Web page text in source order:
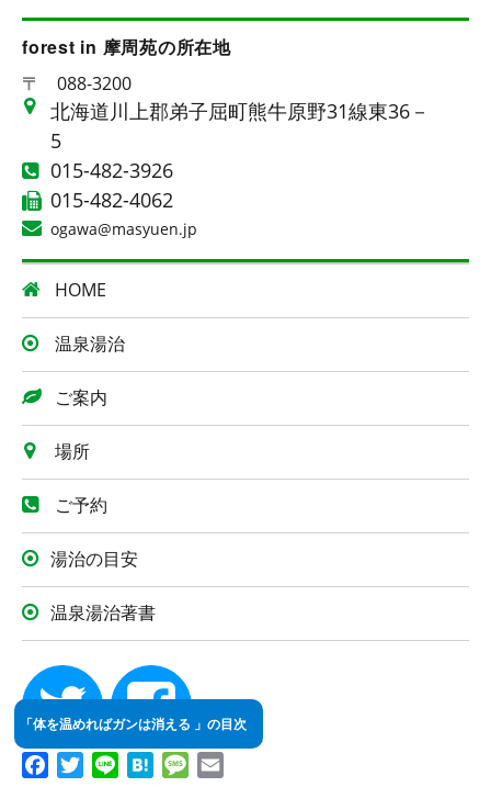
「体を温めればガンは消える 」の目次
forest in 摩周苑の所在地
〒 088-3200
北海道川上郡弟子屈町熊牛原野31線東36－
5
015-482-3926
015-482-4062
ogawa@masyuen.jp
HOME
温泉湯治
ご案内
場所
ご予約
湯治の目安
温泉湯治著書
twitter facebook
Facebook
TwitterLine HatenaMessage